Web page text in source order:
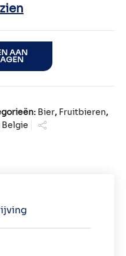
20 LTR aantal
AAN
Bier, Fruitbieren,